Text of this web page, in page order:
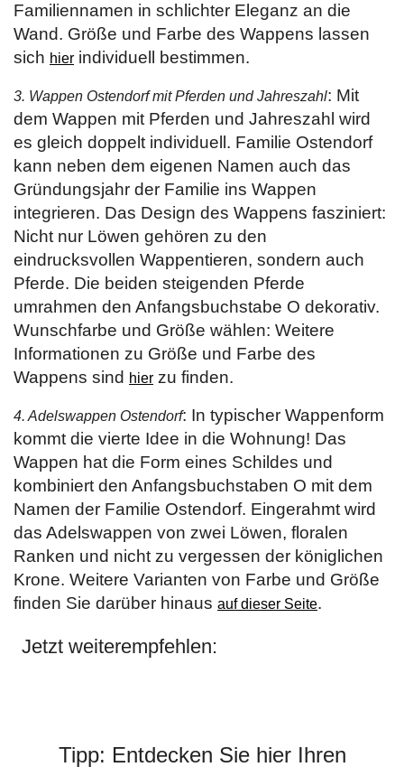
Familiennamen in schlichter Eleganz an die
Wand. Größe und Farbe des Wappens lassen
sich hier individuell bestimmen.
3. Wappen Ostendorf mit Pferden und Jahreszahl: Mit
dem Wappen mit Pferden und Jahreszahl wird
es gleich doppelt individuell. Familie Ostendorf
kann neben dem eigenen Namen auch das
Gründungsjahr der Familie ins Wappen
integrieren. Das Design des Wappens fasziniert:
Nicht nur Löwen gehören zu den
eindrucksvollen Wappentieren, sondern auch
Pferde. Die beiden steigenden Pferde
umrahmen den Anfangsbuchstabe O dekorativ.
Wunschfarbe und Größe wählen: Weitere
Informationen zu Größe und Farbe des
Wappens sind hier zu finden.
4. Adelswappen Ostendorf: In typischer Wappenform
kommt die vierte Idee in die Wohnung! Das
Wappen hat die Form eines Schildes und
kombiniert den Anfangsbuchstaben O mit dem
Namen der Familie Ostendorf. Eingerahmt wird
das Adelswappen von zwei Löwen, floralen
Ranken und nicht zu vergessen der königlichen
Krone. Weitere Varianten von Farbe und Größe
finden Sie darüber hinaus auf dieser Seite.
Jetzt weiterempfehlen:
Tipp: Entdecken Sie hier Ihren